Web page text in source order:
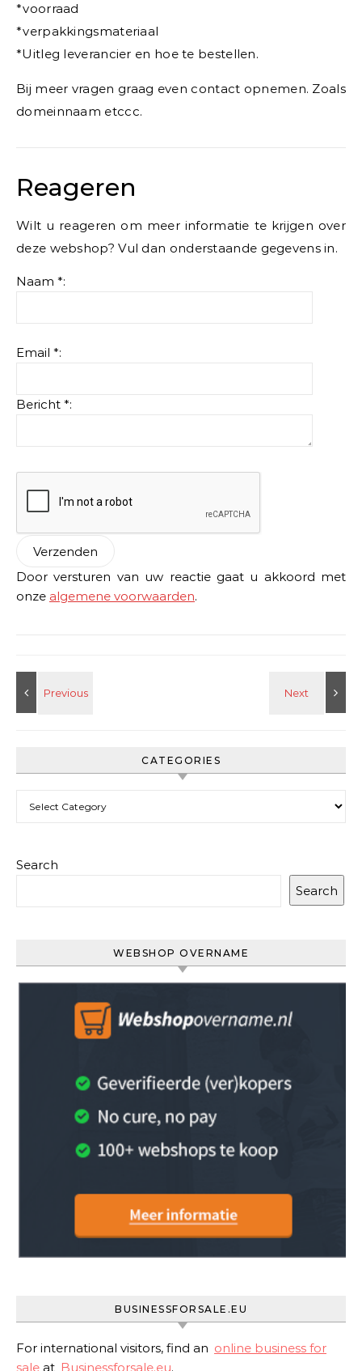
*voorraad
*verpakkingsmateriaal
*Uitleg leverancier en hoe te bestellen.
Bij meer vragen graag even contact opnemen. Zoals
domeinnaam etccc.
Reageren
Wilt u reageren om meer informatie te krijgen over
deze webshop? Vul dan onderstaande gegevens in.
Naam *:
Email *:
Bericht *:
Door versturen van uw reactie gaat u akkoord met
onze algemene voorwaarden.
CATEGORIES
Search
Search
WEBSHOP OVERNAME
BUSINESSFORSALE.EU
For international visitors, find an online business for
sale at Businessforsale.eu.